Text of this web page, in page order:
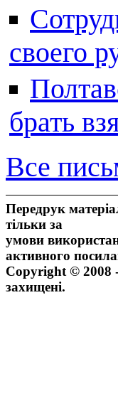
своего
брать
Все
Передрук
тільки за
умови
активного
Copyright © 2008
захищені.